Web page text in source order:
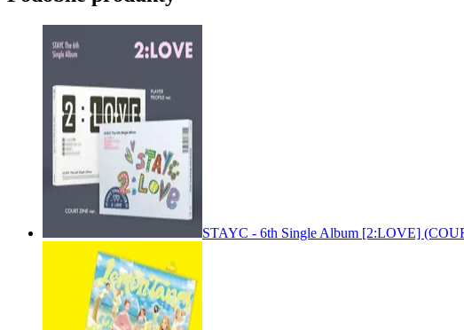
STAYC - 6th Single Album [2:LOVE]